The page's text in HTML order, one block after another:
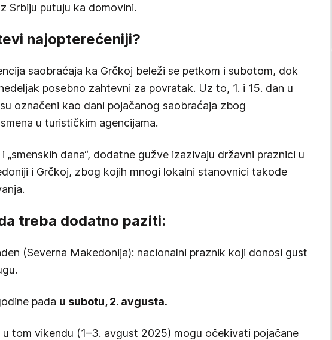
Srbiju putuju ka domovini.
najopterećeniji?
saobraćaja ka Grčkoj beleži se petkom i subotom, dok
posebno zahtevni za povratak. Uz to, 1. i 15. dan u
označeni kao dani pojačanog saobraćaja zbog
u turističkim agencijama.
„smenskih dana“, dodatne gužve izazivaju državni praznici u
i Grčkoj, zbog kojih mnogi lokalni stanovnici takođe
treba dodatno paziti:
(Severna Makedonija): nacionalni praznik koji donosi gust
pada u subotu, 2. avgusta.
u tom vikendu (1–3. avgust 2025) mogu očekivati pojačane